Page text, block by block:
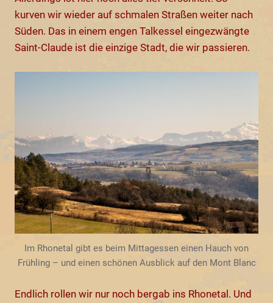
kurven wir wieder auf schmalen Straßen weiter nach
Süden. Das in einem engen Talkessel eingezwängte
Saint-Claude ist die einzige Stadt, die wir passieren.
Im Rhonetal gibt es beim Mittagessen einen Hauch von
Frühling – und einen schönen Ausblick auf den Mont Blanc
Endlich rollen wir nur noch bergab ins Rhonetal. Und